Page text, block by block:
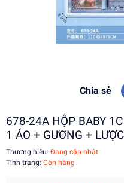
Chia sẻ
678-24A HỘP BABY
1 ÁO + GƯƠNG + LƯỢC
Thương hiệu: Đang cập nhật
Tình trạng: Còn hàng